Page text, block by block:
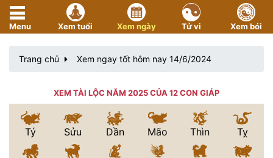
Menu Xem tuổi Xem ngày Tử vi Xem bói
Trang chủ Xem ngay tốt hôm nay 14/6/2024
XEM TÀI LỘC NĂM 2025 CỦA 12 CON GIÁP
Tý Sửu Dần Mão Thìn Tỵ